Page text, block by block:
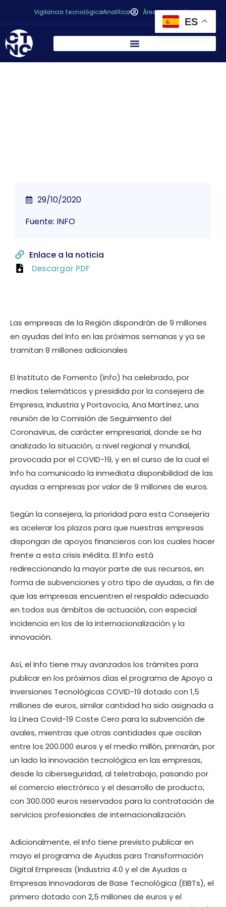
Vigilancia tecnológicaAnalítica Área personal
Las empresas de la Región dispondrán de 9 millones
en ayudas del Info en las próximas semanas y ya se
tramitan 8 millones adicionales
El Instituto de Fomento (Info) ha celebrado, por
medios telemáticos y presidida por la consejera de
Empresa, Industria y Portavocía, Ana Martínez, una
reunión de la Comisión de Seguimiento del
Coronavirus, de carácter empresarial, donde se ha
analizado la situación, a nivel regional y mundial,
provocada por el COVID-19, y en el curso de la cual el
Info ha comunicado la inmediata disponibilidad de las
ayudas a empresas por valor de 9 millones de euros.
Según la consejera, la prioridad para esta Consejería
es acelerar los plazos para que nuestras empresas
dispongan de apoyos financieros con los cuales hacer
frente a esta crisis inédita. El Info está
redireccionando la mayor parte de sus recursos, en
forma de subvenciones y otro tipo de ayudas, a fin de
que las empresas encuentren el respaldo adecuado
en todos sus ámbitos de actuación, con especial
incidencia en los de la internacionalización y la
innovación.
Así, el Info tiene muy avanzados los trámites para
publicar en los próximos días el programa de Apoyo a
Inversiones Tecnológicas COVID-19 dotado con 1,5
millones de euros, similar cantidad ha sido asignada a
la Línea Covid-19 Coste Cero para la subvención de
avales, mientras que otras cantidades que oscilan
entre los 200.000 euros y el medio millón, primarán, por
un lado la innovación tecnológica en las empresas,
desde la ciberseguridad, al teletrabajo, pasando por
el comercio electrónico y el desarrollo de producto,
con 300.000 euros reservados para la contratación de
servicios profesionales de internacionalización.
Adicionalmente, el Info tiene previsto publicar en
mayo el programa de Ayudas para Transformación
Digital Empresas (Industria 4.0 y el de Ayudas a
Empresas Innovadoras de Base Tecnológica (EIBTs), el
primero dotado con 2,5 millones de euros y el
29/10/2020
Fuente: INFO
Enlace a la noticia
Descargar PDF
ES